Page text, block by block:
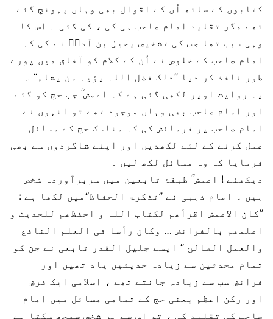
کتابوں کے ساتھ اُن کے اقوال بھی وہاں پہونچ گئے
تھے مگر تقلید امام صاحب ہی کی ، کی گئی ۔ اس کا
وہی سبب تھا جس کی تشخیص یحییٰ بن آدمؒ نے کی کہ
امام صاحب کے خلوص نے اُن کے کلام کو آفاق میں پورے
طور نافذ کر دیا ’’ذلک فضل اللہ یؤیہ من یشاء‘‘ ۔
یہ روایت اوپر لکھی گئی ہے کہ اعمش ؒ جب حج کو گئے
اور امام صاحب بھی وہاں موجود تھے تو انہوں نے
امام صاحب پر فرمائش کی کہ مناسک حج کے مسائل
عمل کرنے کے لئے لکھدیں اور اپنے شاگردوں سے بھی
فرمایا کہ وہ مسائل لکھ لیں ۔
دیکھئے ! اعمش ؒ طبقۂ تابعین میں سربرآوردہ شخص
ہیں ۔ امام ذہبی نے ’’تذکرۃ الحفاظ‘‘میں لکھا ہے :
’’کان الاعمش اقرأھم لکتاب اللہ و احفظھم للحدیث و
اعلمھم بالفرائض … وکان رأسا فی العلم النافع
والعمل الصالح ‘‘ ایسے جلیل القدر تابعی نے جن کو
تمام محدثین سے زیادہ حدیثیں یاد تھیں اور
فرائض سب سے زیادہ جانتے تھے ، اسلامی ایک فرض
اور رکن اعظم یعنی حج کے تمامی مسائل میں امام
صاحب کی تقلید کی ، تو اس سے ہر شخص سمجھ سکتا ہے